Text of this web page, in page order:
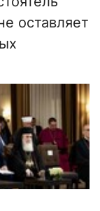
оставляет